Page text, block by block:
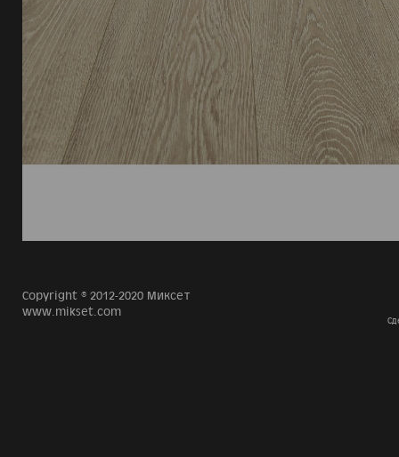
Copyright © 2012-2020 Миксет
www.mikset.com